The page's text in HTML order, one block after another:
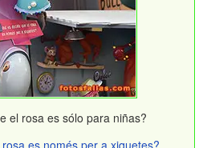
el rosa es sólo para niñas?